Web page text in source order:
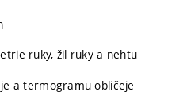
ruky, žil ruky a nehtu
a termogramu obličeje